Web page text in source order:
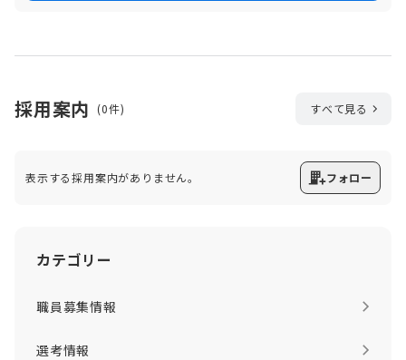
採用案内 (0件) すべて見る
カテゴリー
職員募集情報
選考情報
表示する採用案内がありません。 フォロー